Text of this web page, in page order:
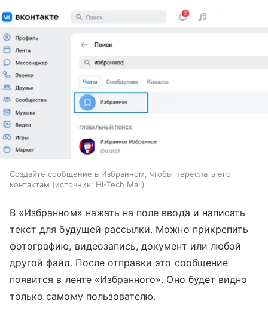
Создайте сообщение в Избранном, чтобы переслать его
контактам
источник: Hi-Tech Mail
В «Избранном» нажать на поле ввода и написать
текст для будущей рассылки. Можно прикрепить
фотографию, видеозапись, документ или любой
другой файл. После отправки это сообщение
появится в ленте «Избранного». Оно будет видно
только самому пользователю.